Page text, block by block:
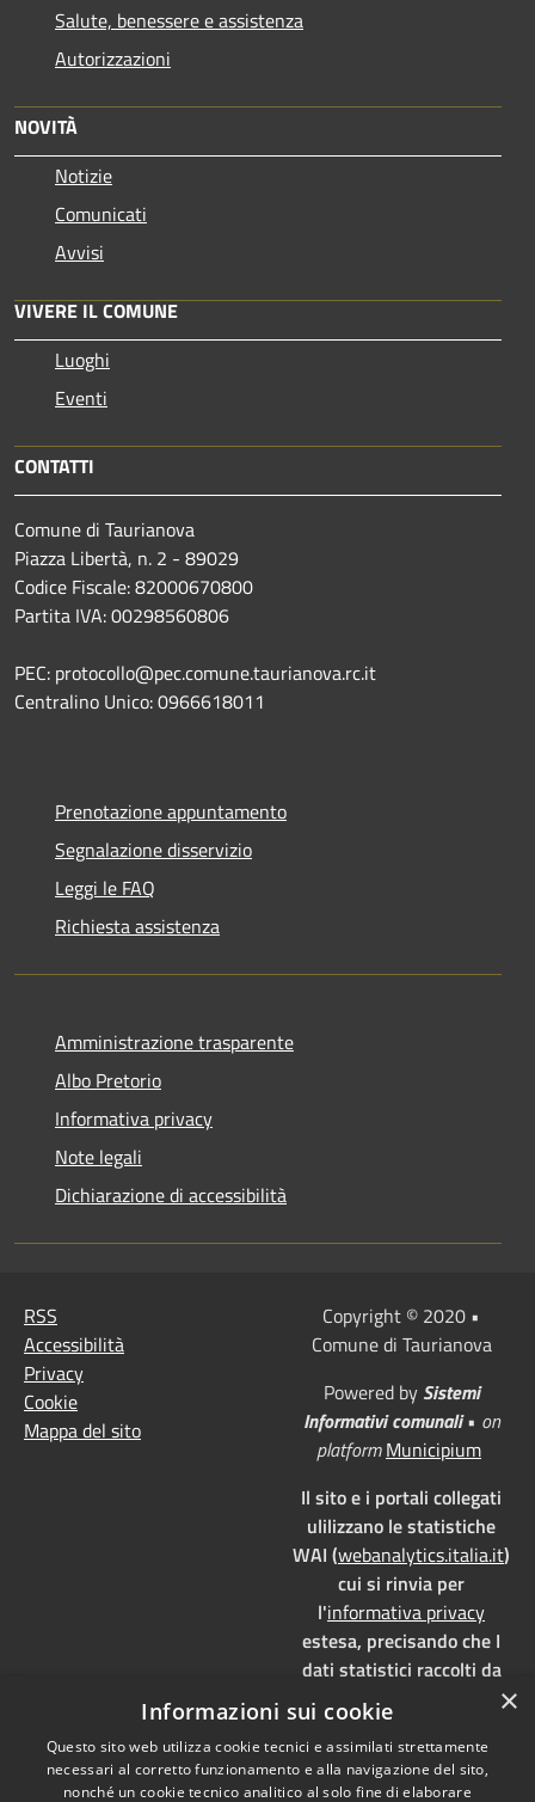
Salute, benessere e assistenza
Autorizzazioni
NOVITÀ
Notizie
Comunicati
Avvisi
VIVERE IL COMUNE
Luoghi
Eventi
CONTATTI
Comune di Taurianova
Piazza Libertà, n. 2 - 89029
Codice Fiscale: 82000670800
Partita IVA: 00298560806
PEC: protocollo@pec.comune.taurianova.rc.it
Centralino Unico: 0966618011
Prenotazione appuntamento
Segnalazione disservizio
Leggi le FAQ
Richiesta assistenza
Amministrazione trasparente
Albo Pretorio
Informativa privacy
Note legali
Dichiarazione di accessibilità
RSS
Accessibilità
Privacy
Cookie
Mappa del sito
Copyright © 2020 •
Comune di Taurianova
Powered by Sistemi
Informativi comunali• on
platform Municipium
Il sito e i portali collegati
ulilizzano le statistiche
WAI (webanalytics.italia.it)
cui si rinvia per
l'informativa privacy
estesa, precisando che I
dati statistici raccolti da
WAI vengono memorizzati
su server dedicati,
localizzati in Italia e ad uso
esclusivo della pubblica
×
Informazioni sui cookie
Questo sito web utilizza cookie tecnici e assimilati strettamente
necessari al corretto funzionamento e alla navigazione del sito,
nonché un cookie tecnico analitico al solo fine di elaborare